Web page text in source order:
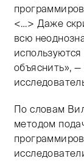
<…> Даже
всю
объяснить»,
По словам
методом